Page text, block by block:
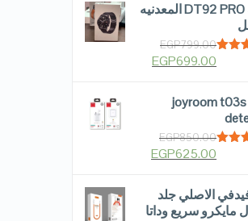
ساعه DT92 PRO المعدنيه
EGP799.00
EGP699.00
joyroom t03s
EGP850.00
EGP625.00
الاصلي جلد
مايكرو سريع وداتا